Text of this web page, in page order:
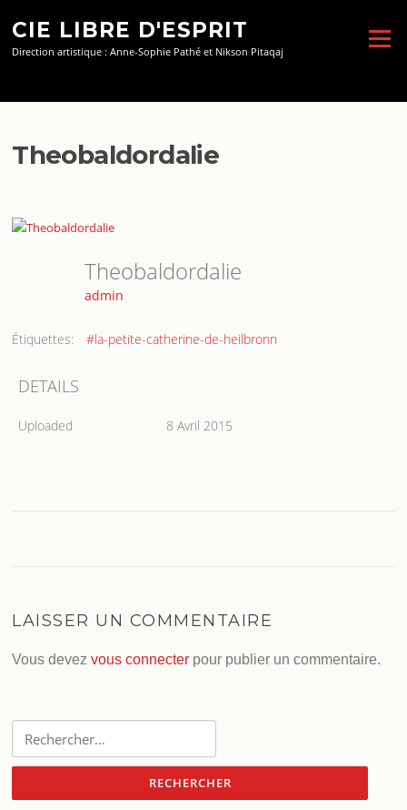
contenu
CIE LIBRE D'ESPRIT
Direction artistique : Anne-Sophie Pathé et Nikson Pitaqaj
Menu
Theobaldordalie
Theobaldordalie
admin
Étiquettes: #la-petite-catherine-de-heilbronn
DETAILS
Uploaded 8 Avril 2015
LAISSER UN COMMENTAIRE
Vous devezvous connecter pour publier un commentaire.